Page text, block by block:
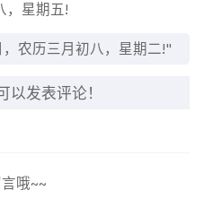
，星期五!
农历三月初八，星期二!"
以发表评论！
哦~~